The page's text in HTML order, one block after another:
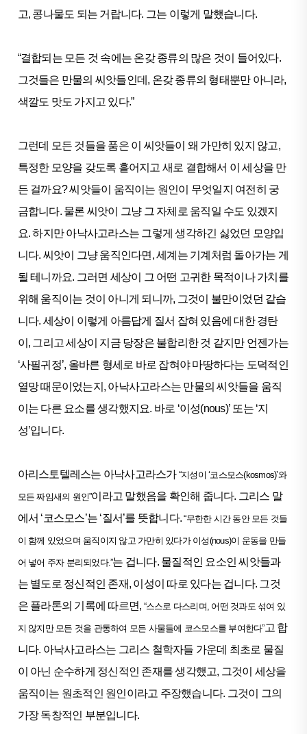
고, 콩나물도 되는 거랍니다. 그는 이렇게 말했습니다.
“결합되는 모든 것 속에는 온갖 종류의 많은 것이 들어있다.
그것들은 만물의 씨앗들인데, 온갖 종류의 형태뿐만 아니라,
색깔도 맛도 가지고 있다.”
그런데 모든 것들을 품은 이 씨앗들이 왜 가만히 있지 않고,
특정한 모양을 갖도록 흩어지고 새로 결합해서 이 세상을 만
든 걸까요? 씨앗들이 움직이는 원인이 무엇일지 여전히 궁
금합니다. 물론 씨앗이 그냥 그 자체로 움직일 수도 있겠지
요. 하지만 아낙사고라스는 그렇게 생각하긴 싫었던 모양입
니다. 씨앗이 그냥 움직인다면, 세계는 기계처럼 돌아가는 게
될 테니까요. 그러면 세상이 그 어떤 고귀한 목적이나 가치를
위해 움직이는 것이 아니게 되니까, 그것이 불만이었던 같습
니다. 세상이 이렇게 아름답게 질서 잡혀 있음에 대한 경탄
이, 그리고 세상이 지금 당장은 불합리한 것 같지만 언젠가는
‘사필귀정’, 올바른 형세로 바로 잡혀야 마땅하다는 도덕적인
열망 때문이었는지, 아낙사고라스는 만물의 씨앗들을 움직
이는 다른 요소를 생각했지요. 바로 ‘이성(nous)’ 또는 ‘지
성’입니다.
아리스토텔레스는 아낙사고라스가 “지성이 ‘코스모스(kosmos)’와
모든 짜임새의 원인”이라고 말했음을 확인해 줍니다. 그리스 말
에서 ‘코스모스’는 ‘질서’를 뜻합니다.“무한한 시간 동안 모든 것들
이 함께 있었으며 움직이지 않고 가만히 있다가 이성(nous)이 운동을 만들
어 넣어 주자 분리되었다.”는 겁니다. 물질적인 요소인 씨앗들과
는 별도로 정신적인 존재, 이성이 따로 있다는 겁니다. 그것
은 플라톤의 기록에 따르면, “스스로 다스리며, 어떤 것과도 섞여 있
지 않지만 모든 것을 관통하여 모든 사물들에 코스모스를 부여한다”고 합
니다. 아낙사고라스는 그리스 철학자들 가운데 최초로 물질
이 아닌 순수하게 정신적인 존재를 생각했고, 그것이 세상을
움직이는 원초적인 원인이라고 주장했습니다. 그것이 그의
가장 독창적인 부분입니다.